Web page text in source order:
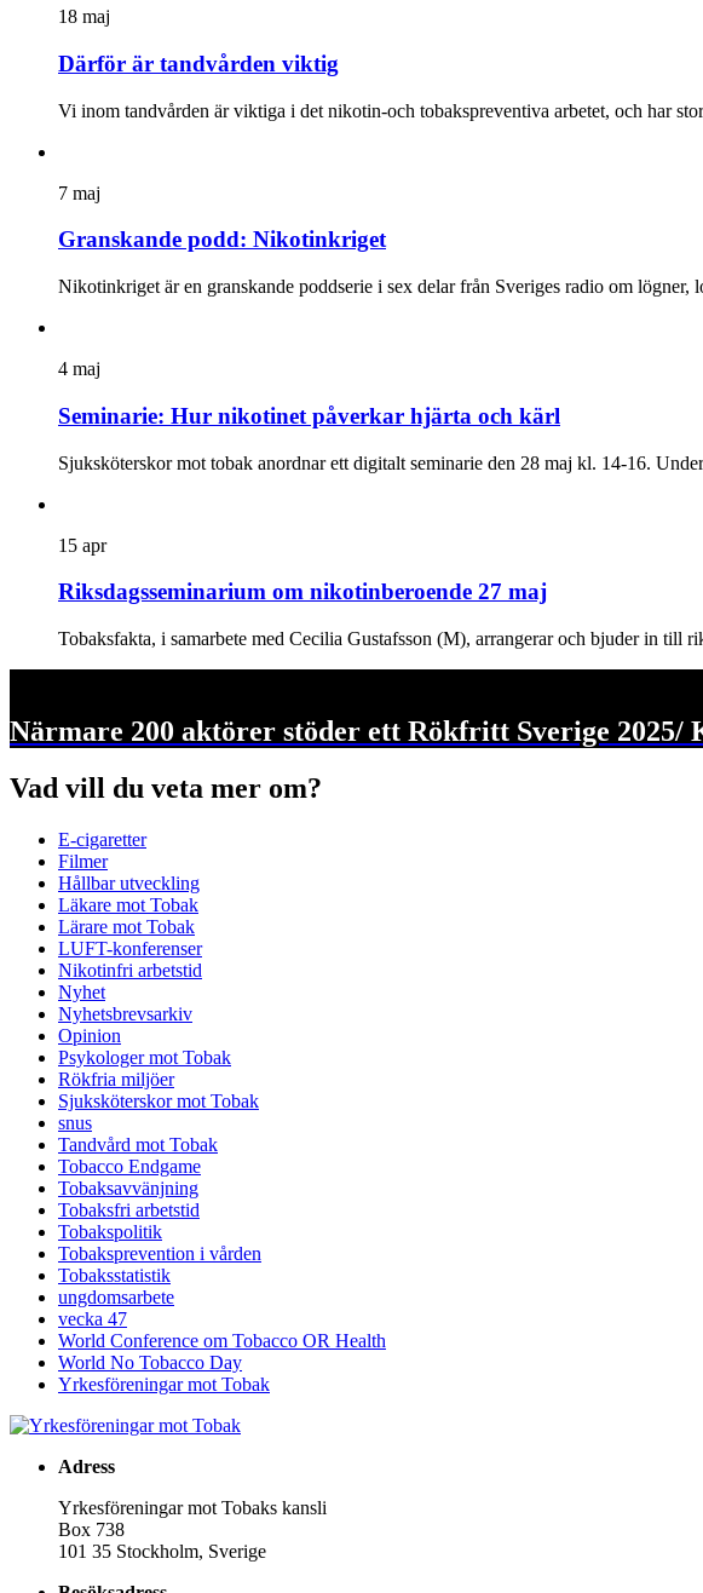
18 maj
Därför är tandvården viktig
Vi inom tandvården är viktiga i det nikotin-och tobakspreventiva arbetet, och har
7 maj
Granskande podd: Nikotinkriget
Nikotinkriget är en granskande poddserie i sex delar från Sveriges radio om
4 maj
Seminarie: Hur nikotinet påverkar hjärta och kärl
Sjuksköterskor mot tobak anordnar ett digitalt seminarie den 28 maj kl. 14-16.
15 apr
Riksdagsseminarium om nikotinberoende 27 maj
Tobaksfakta, i samarbete med Cecilia Gustafsson (M), arrangerar och bjuder in
Närmare 200 aktörer stöder ett Rökfritt Sverige 2025/
Vad vill du veta mer om?
E-cigaretter
Filmer
Hållbar utveckling
Läkare mot Tobak
Lärare mot Tobak
LUFT-konferenser
Nikotinfri arbetstid
Nyhet
Nyhetsbrevsarkiv
Opinion
Psykologer mot Tobak
Rökfria miljöer
Sjuksköterskor mot Tobak
snus
Tandvård mot Tobak
Tobacco Endgame
Tobaksavvänjning
Tobaksfri arbetstid
Tobakspolitik
Tobaksprevention i vården
Tobaksstatistik
ungdomsarbete
vecka 47
World Conference om Tobacco OR Health
World No Tobacco Day
Yrkesföreningar mot Tobak
Adress
Yrkesföreningar mot Tobaks kansli
Box 738
101 35 Stockholm, Sverige